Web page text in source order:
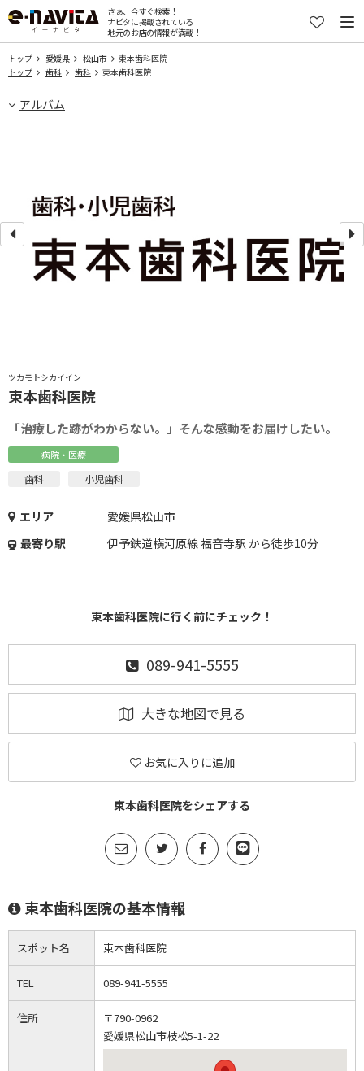
さぁ、今すぐ検索！
ナビタに掲載されている
地元のお店の情報が満載！
トップ 愛媛県 松山市
束本歯科医院
トップ
歯科 歯科 束本歯科医院
アルバム
ツカモトシカイイン
束本歯科医院
「治療した跡がわからない。」そんな感動をお届けしたい。
病院・医療
歯科 小児歯科
エリア
愛媛県松山市
最寄り駅
伊予鉄道横河原線 福音寺駅 から徒歩10分
束本歯科医院に行く前にチェック！
089-941-5555
大きな地図で見る
お気に入りに追加
束本歯科医院をシェアする
束本歯科医院の基本情報
スポット名 束本歯科医院
TEL 089-941-5555
住所
〒790-0962
愛媛県松山市枝松5-1-22